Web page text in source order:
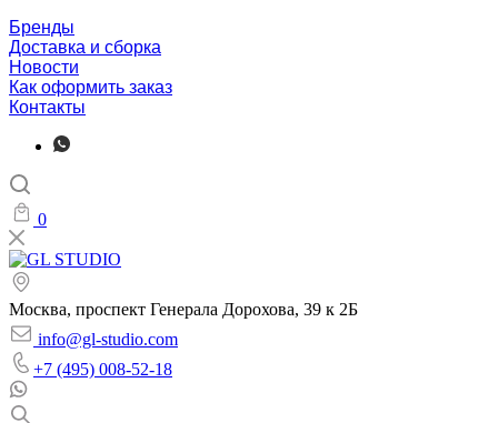
Бренды
Доставка и сборка
Новости
Как оформить заказ
Контакты
0
Москва, проспект Генерала Дорохова, 39 к 2Б
info@gl-studio.com
+7 (495) 008-52-18